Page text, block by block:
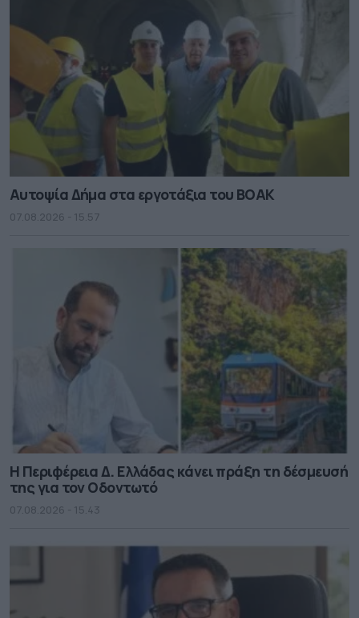
Αυτοψία Δήμα στα εργοτάξια του ΒΟΑΚ
07.08.2026 - 15.57
Η Περιφέρεια Δ. Ελλάδας κάνει πράξη τη δέσμευσή
της για τον Οδοντωτό
07.08.2026 - 15.43